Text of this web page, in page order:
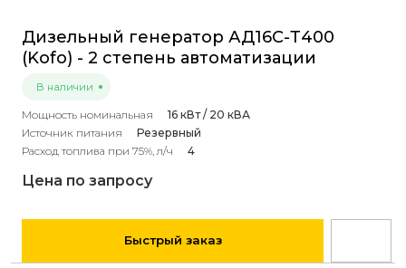
Дизельный генератор АД16С-Т400
(Kofo) - 2 степень автоматизации
В наличии
Мощность номинальная
16 кВт / 20 кВА
Источник питания
Резервный
Расход топлива при 75%, л/ч
4
Цена по запросу
Быстрый заказ